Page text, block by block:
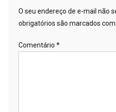
O seu endereço de e-mail não
obrigatórios são marcados com
Comentário *